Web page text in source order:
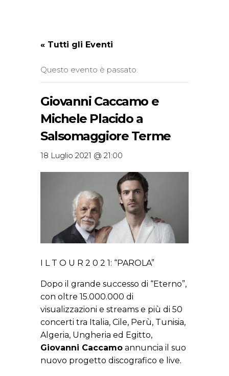
« Tutti gli Eventi
Questo evento è passato.
Giovanni Caccamo e
Michele Placido a
Salsomaggiore Terme
18 Luglio 2021 @ 21:00
I L T O U R 2 0 2 1: “PAROLA”
Dopo il grande successo di “Eterno”,
con oltre 15.000.000 di
visualizzazioni e streams e più di 50
concerti tra Italia, Cile, Perù, Tunisia,
Algeria, Ungheria ed Egitto,
Giovanni Caccamo annuncia il suo
nuovo progetto discografico e live.